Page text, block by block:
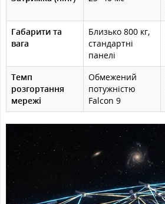
Габарити та
вага
Близько 800 кг,
стандартні
панелі
Темп
розгортання
мережі
Обмежений
потужністю
Falcon 9